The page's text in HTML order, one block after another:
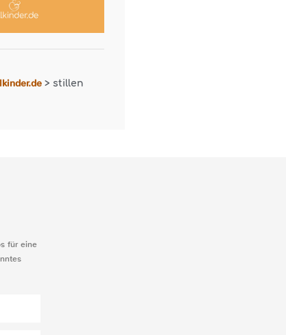
>stillen
für eine